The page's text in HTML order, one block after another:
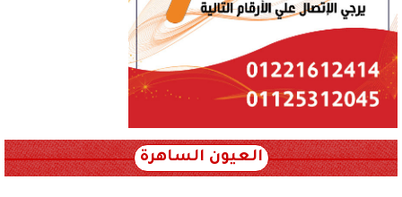
العيون الساهرة